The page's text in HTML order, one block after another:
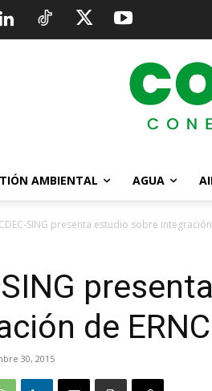
AMBIENTAL AGUA
CDEC-SING presenta estudio sobre integración
SING
de
30, 2015